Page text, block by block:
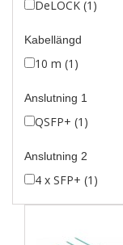
DeLOCK (1)
Kabellängd
10 m (1)
Anslutning 1
QSFP+ (1)
Anslutning 2
4 x SFP+ (1)